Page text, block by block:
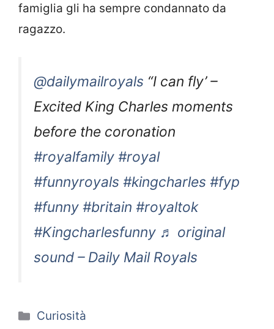
famiglia gli ha sempre condannato da
ragazzo.
@dailymailroyals “I can fly’ –
Excited King Charles moments
before the coronation
#royalfamily #royal
#funnyroyals #kingcharles #fyp
#funny #britain #royaltok
#Kingcharlesfunny ♬ original
sound – Daily Mail Royals
Categorie
Curiosità